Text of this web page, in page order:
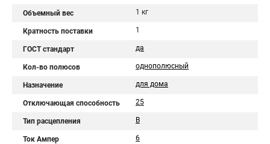
Объемный вес 1 кг
Кратность поставки 1
ГОСТ стандарт да
Кол-во полюсов однополюсный
Назначение для дома
Отключающая способность 25
Тип расцепления B
Ток Ампер 6